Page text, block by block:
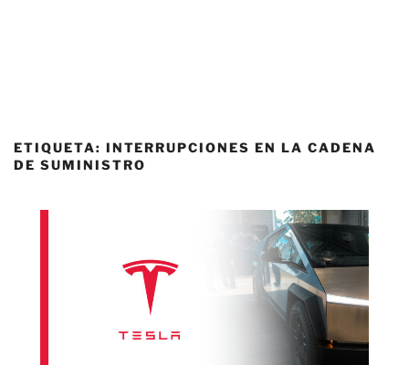
ETIQUETA: INTERRUPCIONES EN LA CADENA
DE SUMINISTRO